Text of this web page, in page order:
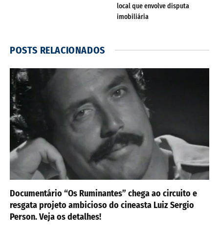
local que envolve disputa
imobiliária
POSTS RELACIONADOS
Documentário “Os Ruminantes” chega ao circuito e
resgata projeto ambicioso do cineasta Luiz Sergio
Person. Veja os detalhes!